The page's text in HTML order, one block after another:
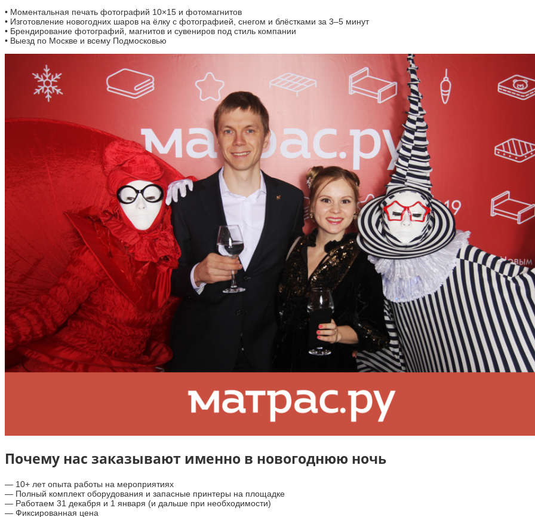
• Моментальная печать фотографий 10×15 и фотомагнитов
• Изготовление новогодних шаров на ёлку с фотографией, снегом и блёстками за 3–5 минут
• Брендирование фотографий, магнитов и сувениров под стиль компании
• Выезд по Москве и всему Подмосковью
Почему нас заказывают именно в новогоднюю ночь
— 10+ лет опыта работы на мероприятиях
— Полный комплект оборудования и запасные принтеры на площадке
— Работаем 31 декабря и 1 января (и дальше при необходимости)
— Фиксированная цена